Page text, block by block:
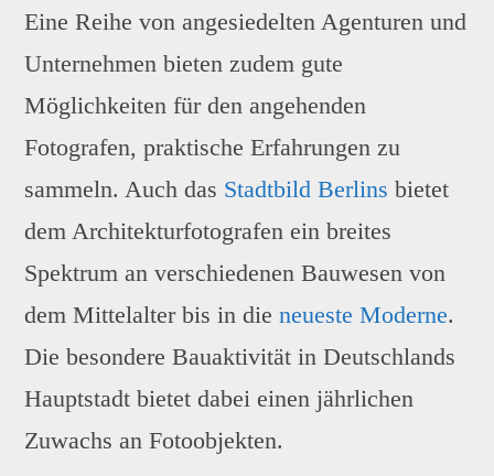
Eine Reihe von angesiedelten Agenturen und
Unternehmen bieten zudem gute
Möglichkeiten für den angehenden
Fotografen, praktische Erfahrungen zu
sammeln. Auch das Stadtbild Berlins bietet
dem Architekturfotografen ein breites
Spektrum an verschiedenen Bauwesen von
dem Mittelalter bis in dieneueste Moderne.
Die besondere Bauaktivität in Deutschlands
Hauptstadt bietet dabei einen jährlichen
Zuwachs an Fotoobjekten.